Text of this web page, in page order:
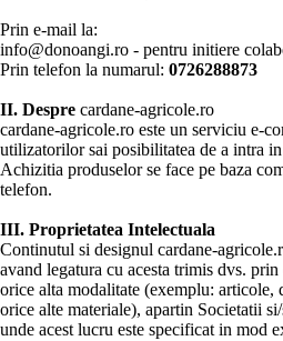
Prin e-mail la:
info@donoangi.ro - pentru initiere
Prin telefon la numarul: 0726288873
II. Despre cardane-agricole.ro
cardane-agricole.ro este un serviciu e-
utilizatorilor sai posibilitatea de a intra
Achizitia produselor se face pe baza
telefon.
III. Proprietatea Intelectuala
Continutul si designul cardane-
avand legatura cu acesta trimis dvs.
orice alta modalitate (exemplu: articole,
orice alte materiale), apartin Societatii
unde acest lucru este specificat in mod